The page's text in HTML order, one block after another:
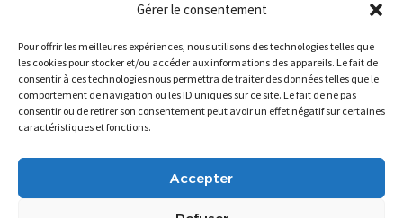
Gérer le consentement
Pour offrir les meilleures expériences, nous utilisons des technologies telles que
les cookies pour stocker et/ou accéder aux informations des appareils. Le fait de
consentir à ces technologies nous permettra de traiter des données telles que le
comportement de navigation ou les ID uniques sur ce site. Le fait de ne pas
consentir ou de retirer son consentement peut avoir un effet négatif sur certaines
caractéristiques et fonctions.
Accepter
Magstartup.com © 2025 Tous droits réservés.